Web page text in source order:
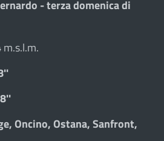
- terza domenica di
m.s.l.m.
Oncino, Ostana, Sanfront,